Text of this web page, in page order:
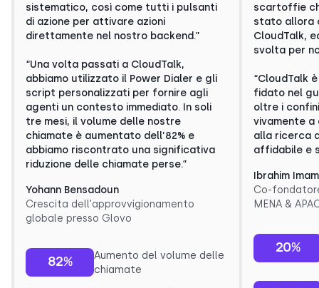
sistematico, così come tutti i pulsanti
di azione per attivare azioni
direttamente nel nostro backend.”
“Una volta passati a CloudTalk,
abbiamo utilizzato il Power Dialer e gli
script personalizzati per fornire agli
agenti un contesto immediato. In soli
tre mesi, il volume delle nostre
chiamate è aumentato dell’82% e
abbiamo riscontrato una significativa
riduzione delle chiamate perse.”
Yohann Bensadoun
Crescita dell'approvvigionamento
globale presso Glovo
82%
Aumento del volume delle
chiamate
scartoffie
stato allora
CloudTalk,
svolta per
“CloudTalk
fidato nel
oltre i
vivamente a
alla ricerca
affidabile e
Ibrahim Imam
Co-
MENA &
20%